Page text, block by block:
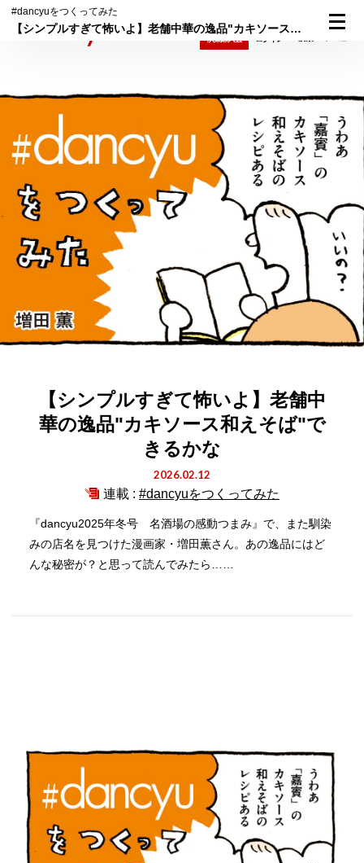
#dancyuをつくってみた
【シンプルすぎて怖いよ】老舗中華の逸品"カキソース和えそば"できるかな
【シンプルすぎて怖いよ】老舗中
華の逸品"カキソース和えそば"で
きるかな
2026.02.12
連載 : #dancyuをつくってみた
『dancyu2025年冬号 名酒場の感動つまみ』で、また馴染
みの店名を見つけた漫画家・増田薫さん。あの逸品にはど
んな秘密が？と思って読んでみたら……